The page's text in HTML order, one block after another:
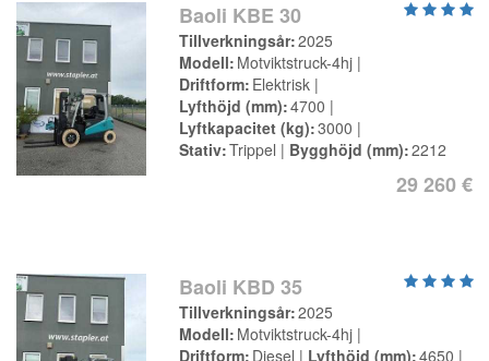
Baoli KBE 30
Tillverkningsår 2025
Modell Motviktstruck-4hj
Driftform Elektrisk
Lyfthöjd (mm) 4700
Lyftkapacitet (kg) 3000
Stativ Trippel Bygghöjd (mm) 2212
29 260 €
Baoli KBD 35
Tillverkningsår 2025
Modell Motviktstruck-4hj
Driftform Diesel Lyfthöjd (mm) 4650